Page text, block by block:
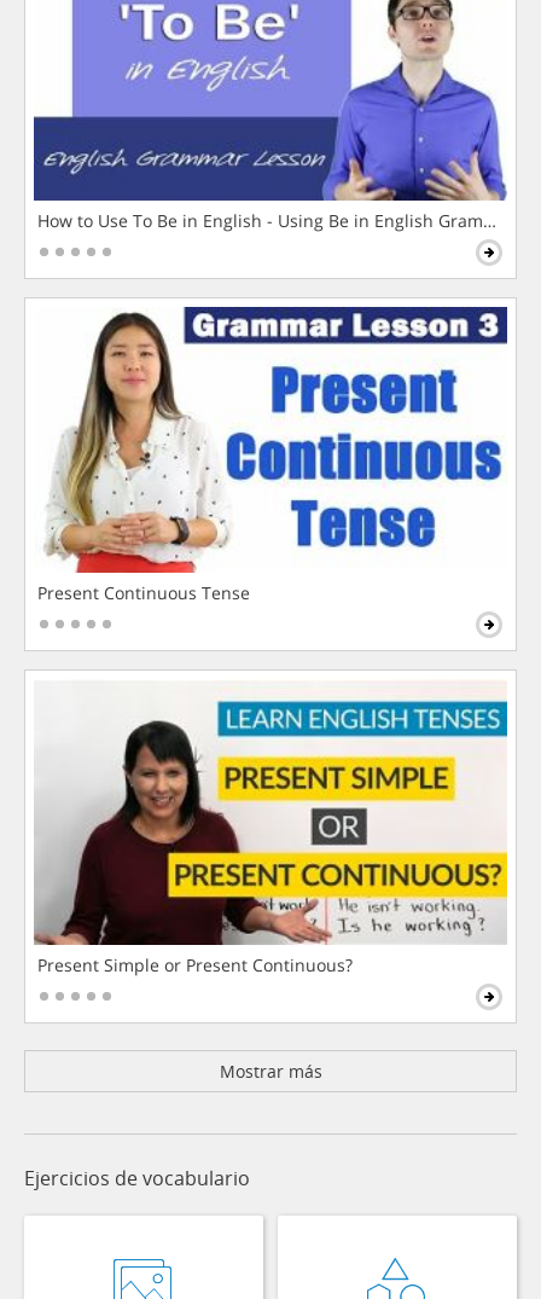
How to Use To Be in English - Using Be in English Grammar
Present Continuous Tense
Present Simple or Present Continuous?
Mostrar más
Ejercicios de vocabulario